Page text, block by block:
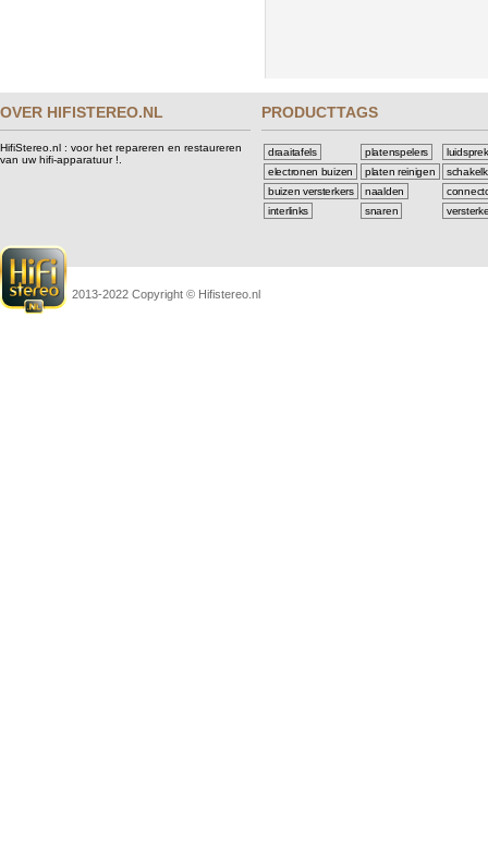
OVER HIFISTEREO.NL
HifiStereo.nl : voor het repareren en restaureren
van uw hifi-apparatuur !.
PRODUCTTAGS
draaitafels
electronen buizen
buizen versterkers
interlinks
platenspelers
platen reinigen
naalden
snaren
2013-2022 Copyright © Hifistereo.nl